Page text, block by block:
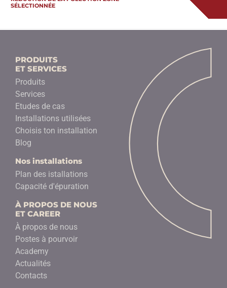
SÉLECTIONNÉE
PRODUITS
ET SERVICES
Produits
Services
Etudes de cas
Installations utilisées
Choisis ton installation
Blog
Nos installations
Plan des istallations
Capacité d'épuration
À PROPOS DE NOUS
ET CAREER
À propos de nous
Postes à pourvoir
Academy
Actualités
Contacts